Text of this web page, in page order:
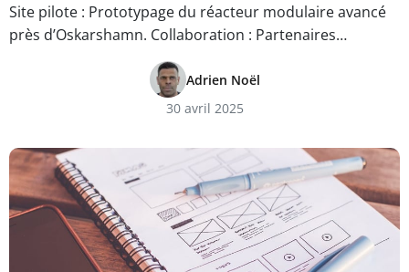
Site pilote : Prototypage du réacteur modulaire avancé
près d’Oskarshamn. Collaboration : Partenaires…
Adrien Noël
30 avril 2025